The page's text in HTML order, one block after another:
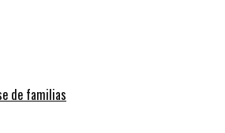
de familias